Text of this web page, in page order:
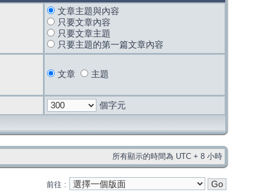
文章主題與內容
只要文章內容
只要文章主題
只要主題的第一篇文章內容
文章 主題
個字元
所有顯示的時間為 UTC + 8 小時
前往 :